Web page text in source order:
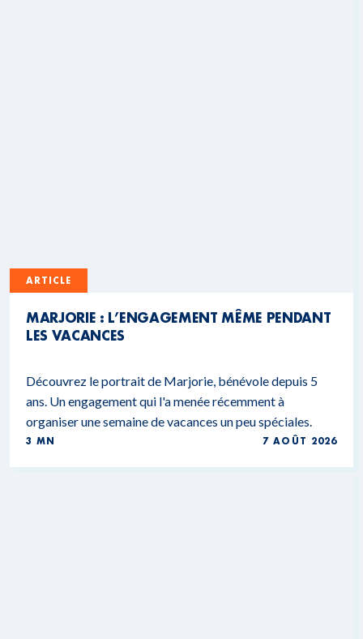
ARTICLE
MARJORIE : L’ENGAGEMENT MÊME PENDANT
LES VACANCES
Découvrez le portrait de Marjorie, bénévole depuis 5
ans. Un engagement qui l'a menée récemment à
organiser une semaine de vacances un peu spéciales.
3 MN 7 AOÛT 2026